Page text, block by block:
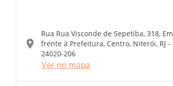
location_on
Rua Rua Visconde de Sepetiba, 318, Em
frente à Prefeitura, Centro, Niterói, RJ -
24020-206
Ver no mapa